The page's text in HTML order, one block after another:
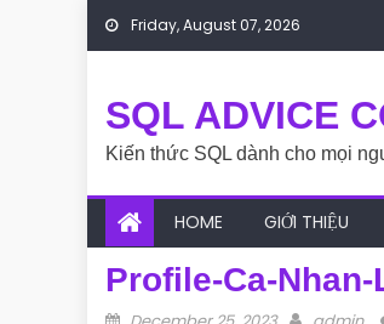
Skip to content
Friday, August 07, 2026
SQL ADVICE
Kiến thức SQL dành cho mọi
HOME GIỚI THIỆU
Profile-Ca-Nhan-